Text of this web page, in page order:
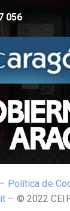
056
– Política de
– © 2022